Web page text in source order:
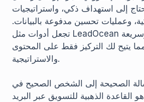
إلى استهداف ذكي، واستراتيجيات
وعمليات تحسين مدفوعة بالبيانات.
تجعل أدوات مثل LeadOcean هذه العملية فعالة وسريعة
يتيح لك التركيز فقط على المحتوى
والاستراتيجية.
الصحيحة إلى الشخص الصحيح في
القاعدة الذهبية للتسويق عبر البريد